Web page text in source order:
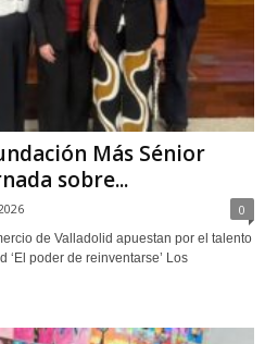
Más Sénior
sobre...
0
de Valladolid apuestan por el talento
poder de reinventarse’ Los